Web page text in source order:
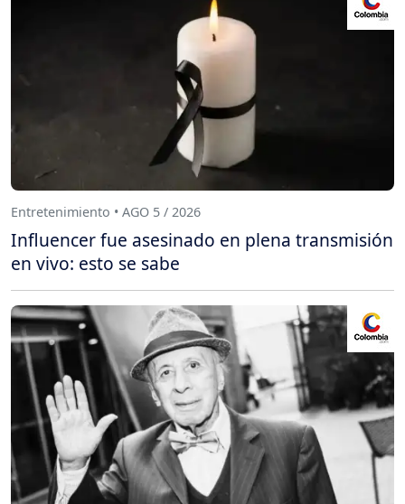
Entretenimiento • AGO 5 / 2026
Influencer fue asesinado en plena transmisión
en vivo: esto se sabe